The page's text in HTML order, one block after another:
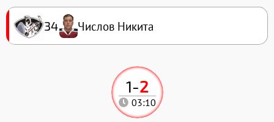
1-2
03:10
34 Числов Никита